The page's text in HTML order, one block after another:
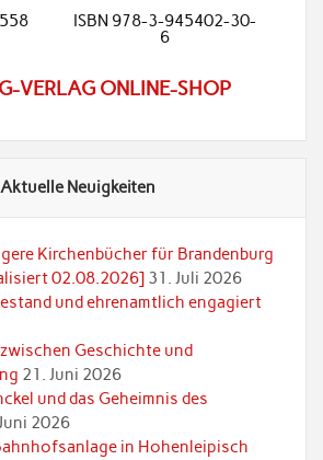
ISBN 978-3-945402-30-
6
VERLAG ONLINE-SHOP
Aktuelle Neuigkeiten
Kirchenbücher für Brandenburg
02.08.2026] 31. Juli 2026
und ehrenamtlich engagiert
Geschichte und
21. Juni 2026
und das Geheimnis des
2026
in Hohenleipisch